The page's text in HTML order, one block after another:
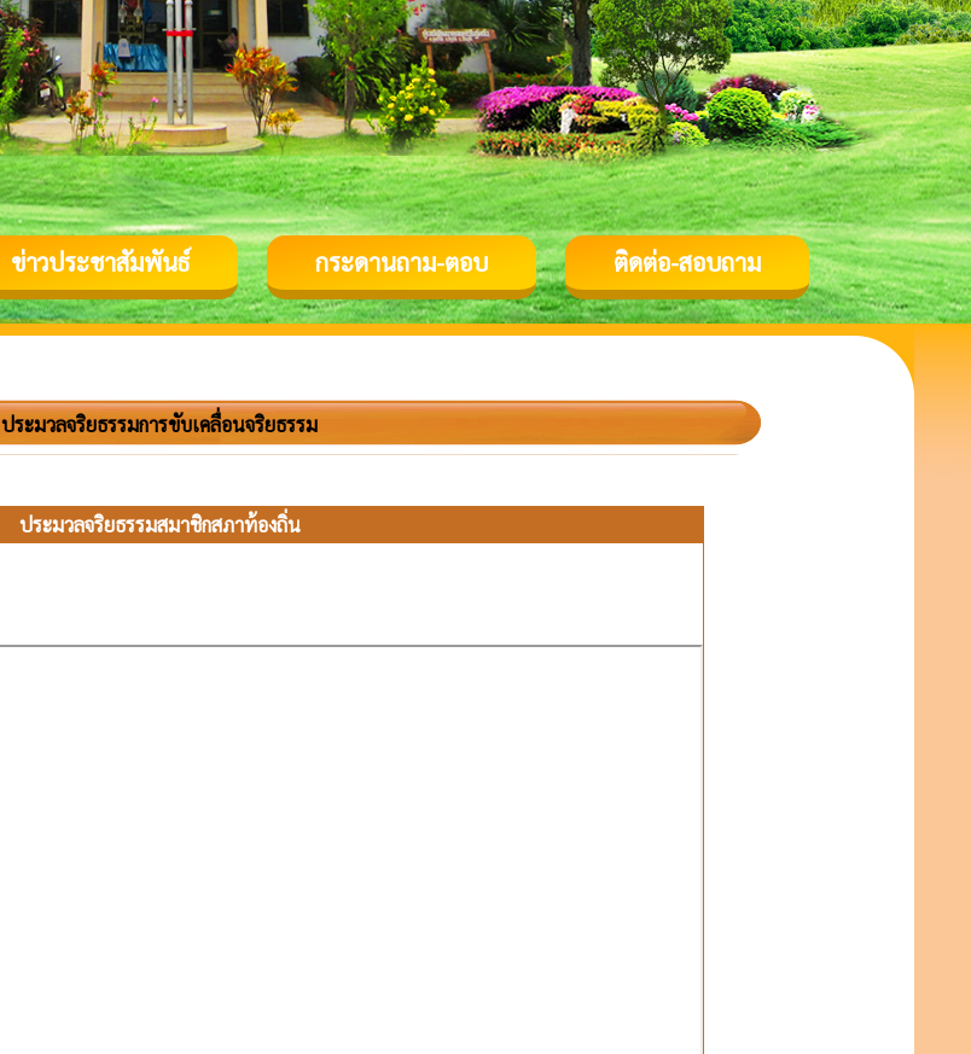
ข่าวประชาสัมพันธ์ กระดานถาม-ตอบ ติดต่อ-สอบถาม
ประมวลจริยธรรมการขับเคลื่อนจริยธรรม
ประมวลจริยธรรมสมาชิกสภาท้องถิ่น